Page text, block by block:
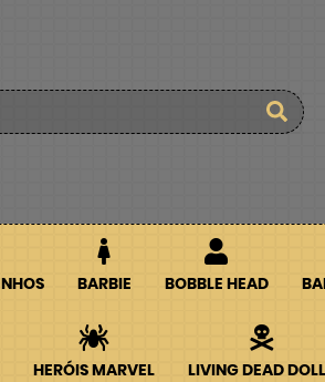
BARBIE BOBBLE HEAD
HERÓIS MARVEL LIVING DEAD